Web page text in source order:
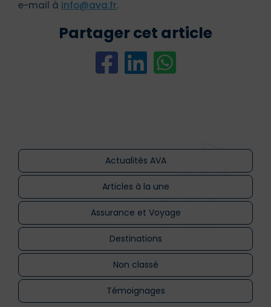
e-mail à info@ava.fr.
Partager cet article
Actualités AVA
Articles à la une
Assurance et Voyage
Destinations
Non classé
Témoignages